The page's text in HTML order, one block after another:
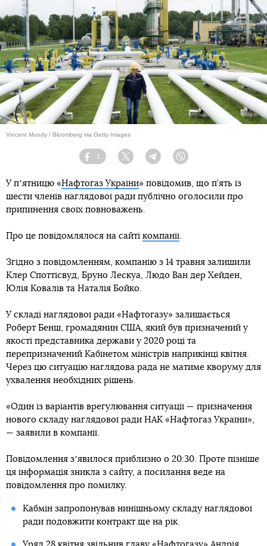
Vincent Mundy / Bloomberg via Getty Images
Facebook
1
Twitter TelegramViber
У пʼятницю «Нафтогаз України» повідомив, що п’ять із
шести членів наглядової ради публічно оголосили про
припинення своїх повноважень.
Про це повідомлялося на сайті компанії.
Згідно з повідомленням, компанію з 14 травня залишили
Клер Споттісвуд, Бруно Лескуа, Людо Ван дер Хейден,
Юлія Ковалів та Наталія Бойко.
У складі наглядової ради «Нафтогазу» залишається
Роберт Бенш, громадянин США, який був призначений у
якості представника держави у 2020 році та
перепризначений Кабінетом міністрів наприкінці квітня.
Через цю ситуацію наглядова рада не матиме кворуму для
ухвалення необхідних рішень.
«Один із варіантів врегулювання ситуації — призначення
нового складу наглядової ради НАК «Нафтогаз України»,
— заявили в компанії.
Повідомлення зʼявилося приблизно о 20:30. Проте пізніше
ця інформація зникла з сайту, а посилання веде на
повідомлення про помилку.
Кабмін запропонував нинішньому складу наглядової
ради подовжити контракт ще на рік.